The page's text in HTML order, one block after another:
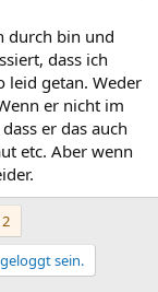
weh und
dass mir das
durch bin und
dass ich
leid getan. Weder
er nicht im
er das auch
etc. Aber wenn
sein.